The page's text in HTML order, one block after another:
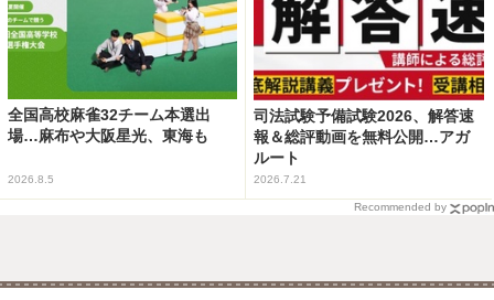
全国高校麻雀32チーム本選出
場…麻布や大阪星光、東海も
2026.8.5
司法試験予備試験2026、解答速
報＆総評動画を無料公開…アガ
ルート
2026.7.21
Recommended by